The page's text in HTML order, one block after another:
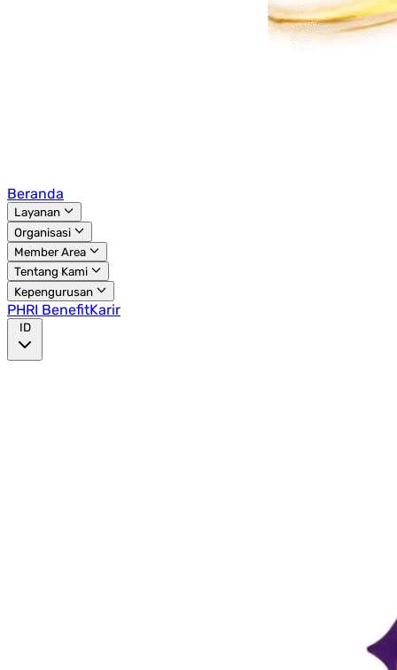
Beranda
Layanan
Organisasi
Member Area
Tentang Kami
Kepengurusan
PHRI BenefitKarir
ID